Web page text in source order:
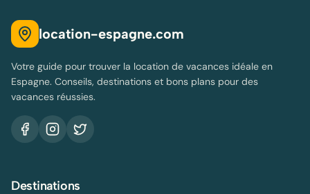
location-espagne.com
Votre guide pour trouver la location de vacances idéale en
Espagne. Conseils, destinations et bons plans pour des
vacances réussies.
Destinations